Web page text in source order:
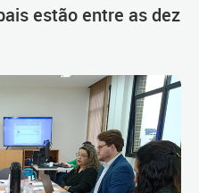
estão entre as dez